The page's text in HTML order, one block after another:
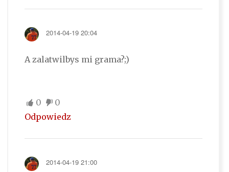
2014-04-19 20:04
A zalatwilbys mi grama?;)
0
0
Odpowiedz
2014-04-19 21:00